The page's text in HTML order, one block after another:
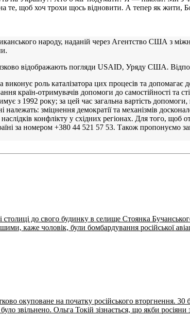
щоб хоч трохи щось відновити. А тепер як жити,
народу, наданій через Агентство США з
відображають погляди USAID, Уряду США.
роль каталізатора цих процесів та
країн-отримувачів допомоги до самостійності та
з 1992 року; за цей час загальна вартість
належать: зміцнення демократії та механізмів
конфлікту у східних регіонах. Для того,
за номером +380 44 521 57 53. Також пропонуємо
до свого будинку в селище Стоянка
каже чоловік, були бомбардування російської
окуповане на початку російського вторгнення. 30
звільнено. Ольга Токій зізнається, що якби